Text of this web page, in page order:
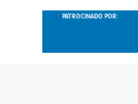
PATROCINADO POR: